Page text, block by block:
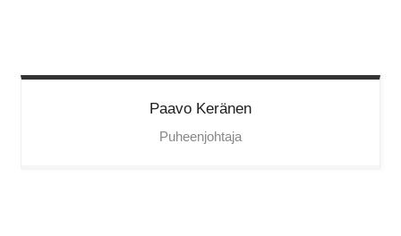
Paavo Keränen
Puheenjohtaja